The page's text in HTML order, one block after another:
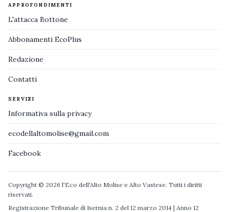
APPROFONDIMENTI
L'attacca Bottone
Abbonamenti EcoPlus
Redazione
Contatti
SERVIZI
Informativa sulla privacy
ecodellaltomolise@gmail.com
Facebook
Copyright © 2026 l'Eco dell'Alto Molise e Alto Vastese. Tutti i diritti
riservati.
Registrazione Tribunale di Isernia n. 2 del 12 marzo 2014 | Anno 12